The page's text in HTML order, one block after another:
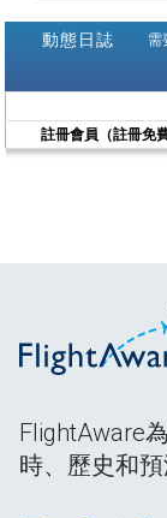
動態日誌 需
註冊會員（註冊免
FlightAware
時、歷史和預